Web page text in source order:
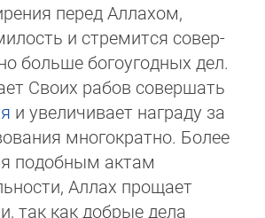
перед Аллахом,
и стремится со­вер­
больше богоугодных дел.
Своих рабов совершать
и увеличивает награ­ду за
многократно. Более
подобным актам
Аллах прощает
так как добрые дела